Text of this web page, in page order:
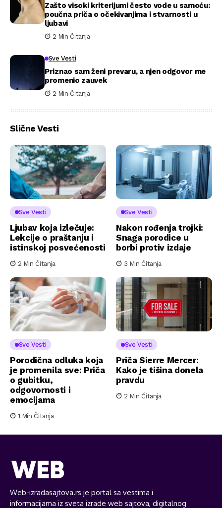
Zašto visoki kriterijumi često vode u samoću:
poučna priča o očekivanjima i stvarnosti u
ljubavi
2 Min Čitanja
Sve Vesti
Priznao sam ženi prevaru, a njen odgovor me
promenio zauvek
2 Min Čitanja
Slične Vesti
Sve Vesti
Ljubav koja izlečuje:
Lekcije o praštanju i
istinskoj posvećenosti
2 Min Čitanja
Sve Vesti
Nakon rođenja trojki:
Snaga porodice u
borbi protiv izdaje
3 Min Čitanja
Sve Vesti
Porodična odluka koja
je promenila sve: Priča
o gubitku,
odgovornosti i
emocijama
1 Min Čitanja
Sve Vesti
Priča Sierre Mercer:
Kako je tišina donela
pravdu
2 Min Čitanja
Web-izradasajtova.rs je portal sa vestima i
informacijama iz sveta izrade web sajtova, digitalnog